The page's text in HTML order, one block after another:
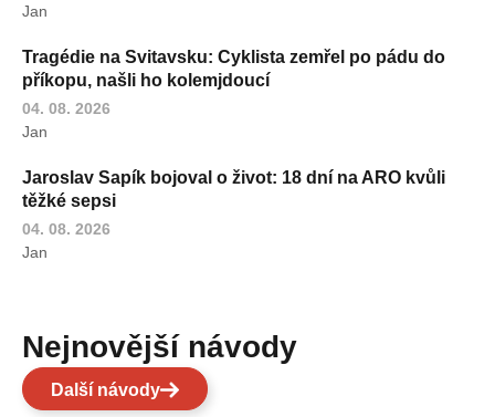
Jan
Tragédie na Svitavsku: Cyklista zemřel po pádu do
příkopu, našli ho kolemjdoucí
04. 08. 2026
Jan
Jaroslav Sapík bojoval o život: 18 dní na ARO kvůli
těžké sepsi
04. 08. 2026
Jan
Nejnovější návody
Další návody